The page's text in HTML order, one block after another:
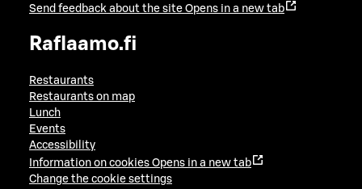
Send feedback about the site Opens in a new tab
Raflaamo.fi
Restaurants
Restaurants on map
Lunch
Events
Accessibility
Information on cookies Opens in a new tab
Change the cookie settings